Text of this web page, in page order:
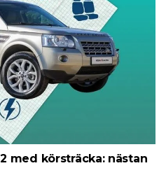
med körsträcka: nästan